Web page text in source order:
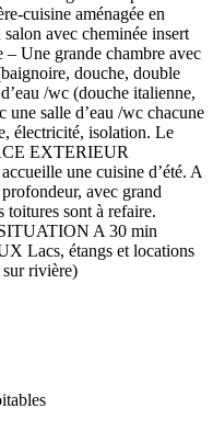
cuisine aménagée en
avec cheminée insert
– Une grande chambre avec
douche, double
/wc (douche italienne,
salle d’eau /wc chacune
électricité, isolation. Le
EXTERIEUR
une cuisine d’été. A
avec grand
toitures sont à refaire.
A 30 min
Lacs, étangs et locations
rivière)